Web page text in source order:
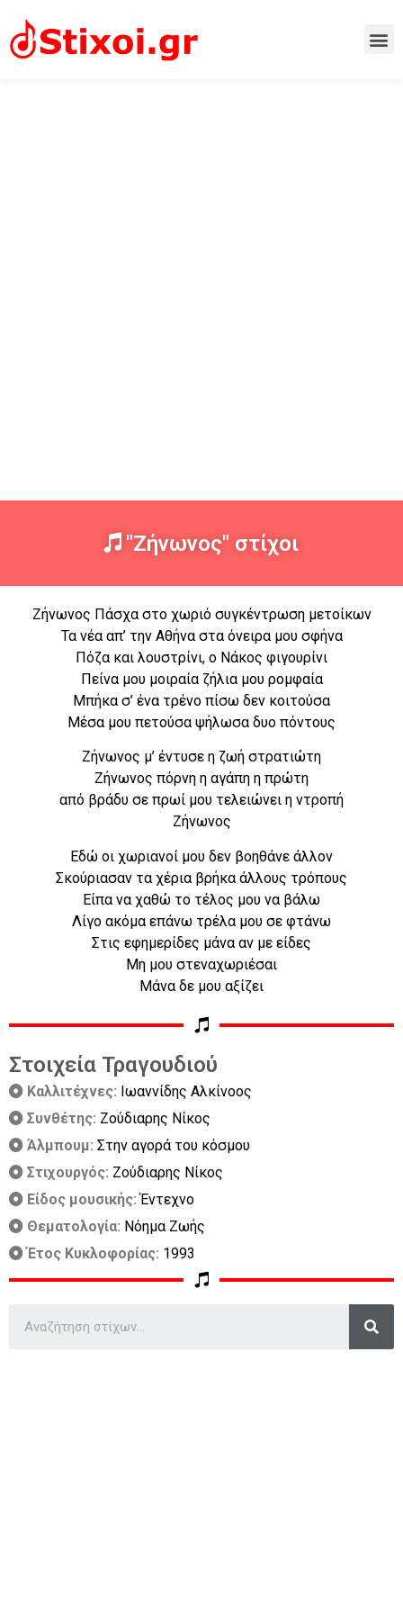
"Ζήνωνος" στίχοι
Ζήνωνος Πάσχα στο χωριό συγκέντρωση μετοίκων
Τα νέα απ’ την Αθήνα στα όνειρα μου σφήνα
Πόζα και λουστρίνι, ο Νάκος φιγουρίνι
Πείνα μου μοιραία ζήλια μου ρομφαία
Μπήκα σ’ ένα τρένο πίσω δεν κοιτούσα
Μέσα μου πετούσα ψήλωσα δυο πόντους
Ζήνωνος μ’ έντυσε η ζωή στρατιώτη
Ζήνωνος πόρνη η αγάπη η πρώτη
από βράδυ σε πρωί μου τελειώνει η ντροπή
Ζήνωνος
Εδώ οι χωριανοί μου δεν βοηθάνε άλλον
Σκούριασαν τα χέρια βρήκα άλλους τρόπους
Είπα να χαθώ το τέλος μου να βάλω
Λίγο ακόμα επάνω τρέλα μου σε φτάνω
Στις εφημερίδες μάνα αν με είδες
Μη μου στεναχωριέσαι
Μάνα δε μου αξίζει
Στοιχεία Τραγουδιού
Καλλιτέχνες: Ιωαννίδης Αλκίνοος
Συνθέτης: Ζούδιαρης Νίκος
Άλμπουμ: Στην αγορά του κόσμου
Στιχουργός: Ζούδιαρης Νίκος
Είδος μουσικής:Έντεχνο
Θεματολογία: Νόημα Ζωής
Έτος Κυκλοφορίας: 1993